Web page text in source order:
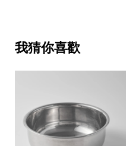
我猜你喜歡